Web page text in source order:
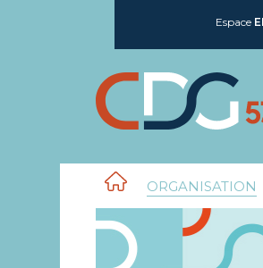
Espace
ORGANISATION